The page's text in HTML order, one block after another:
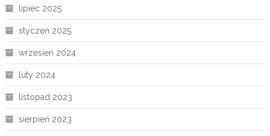
lipiec 2025
styczeń 2025
wrzesień 2024
luty 2024
listopad 2023
sierpień 2023